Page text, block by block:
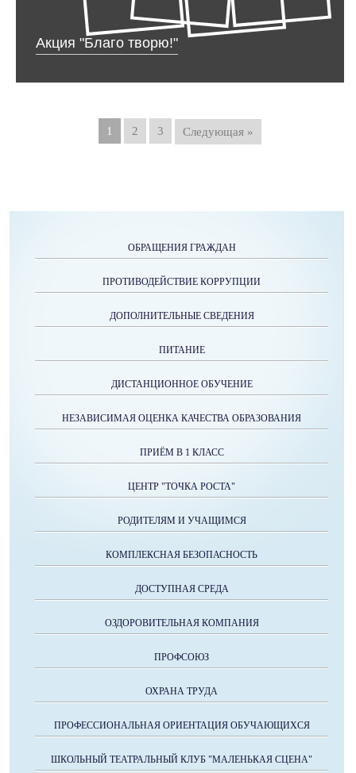
Акция "Благо творю!"
1 2 3 Следующая »
ОБРАЩЕНИЯ ГРАЖДАН
ПРОТИВОДЕЙСТВИЕ КОРРУПЦИИ
ДОПОЛНИТЕЛЬНЫЕ СВЕДЕНИЯ
ПИТАНИЕ
ДИСТАНЦИОННОЕ ОБУЧЕНИЕ
НЕЗАВИСИМАЯ ОЦЕНКА КАЧЕСТВА ОБРАЗОВАНИЯ
ПРИЁМ В 1 КЛАСС
ЦЕНТР "ТОЧКА РОСТА"
РОДИТЕЛЯМ И УЧАЩИМСЯ
КОМПЛЕКСНАЯ БЕЗОПАСНОСТЬ
ДОСТУПНАЯ СРЕДА
ОЗДОРОВИТЕЛЬНАЯ КОМПАНИЯ
ПРОФСОЮЗ
ОХРАНА ТРУДА
ПРОФЕССИОНАЛЬНАЯ ОРИЕНТАЦИЯ ОБУЧАЮЩИХСЯ
ШКОЛЬНЫЙ ТЕАТРАЛЬНЫЙ КЛУБ "МАЛЕНЬКАЯ СЦЕНА"